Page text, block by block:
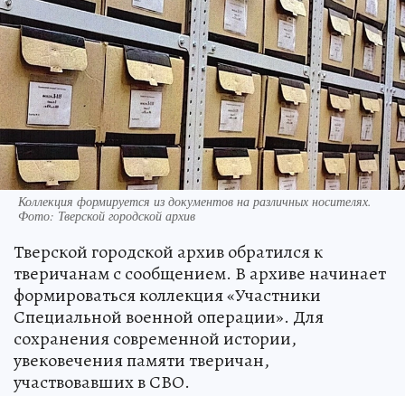
Коллекция формируется из документов на различных носителях.
Фото: Тверской городской архив
Тверской городской архив обратился к
тверичанам с сообщением. В архиве начинает
формироваться коллекция «Участники
Специальной военной операции». Для
сохранения современной истории,
увековечения памяти тверичан,
участвовавших в СВО.